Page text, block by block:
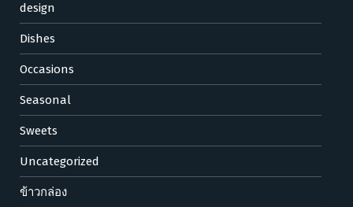
design
Dishes
Occasions
Seasonal
Sweets
Uncategorized
ข้าวกล่อง